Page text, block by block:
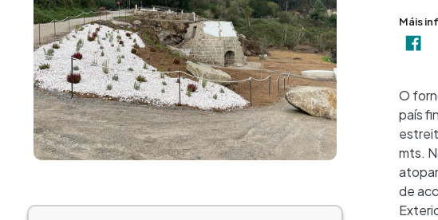
Máis
O
país
mts.
de